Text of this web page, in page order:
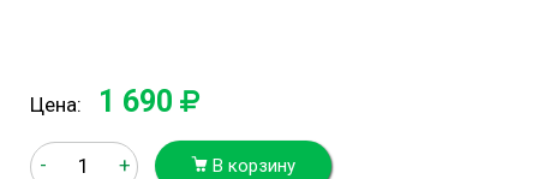
Цена: 1 690
- + В корзину